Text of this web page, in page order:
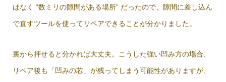
はなく “数ミリの隙間がある場所” だったので、隙間に差し込ん
で直すツールを使ってリペアできることが分かりました。
裏から押せると分かれば大丈夫。こうした強い凹み方の場合、
リペア後も「凹みの芯」が残ってしまう可能性がありますが、